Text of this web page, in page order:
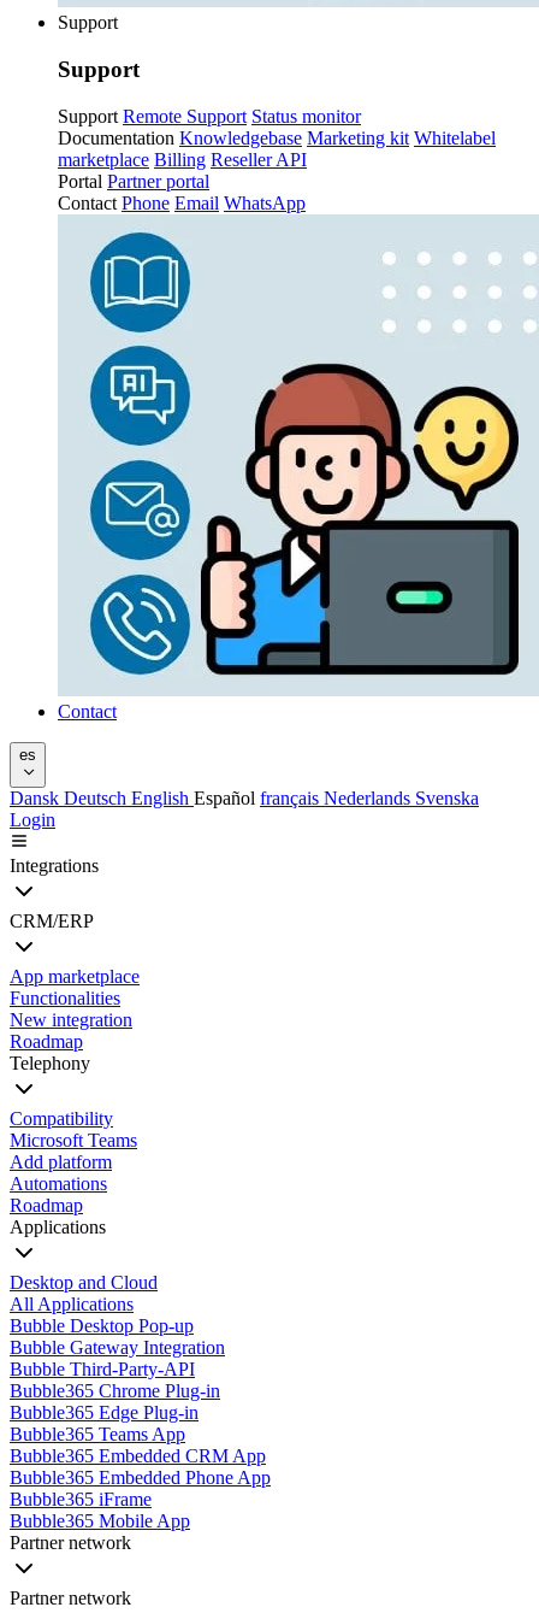
Support
Support
Support Remote Support Status monitor
Documentation Knowledgebase Marketing kit Whitelabel
marketplace Billing Reseller API
Portal Partner portal
Contact Phone Email WhatsApp
Contact
es
Dansk Deutsch English Español français Nederlands Svenska
Login
Integrations
CRM/ERP
App marketplace
Functionalities
New integration
Roadmap
Telephony
Compatibility
Microsoft Teams
Add platform
Automations
Roadmap
Applications
Desktop and Cloud
All Applications
Bubble Desktop Pop-up
Bubble Gateway Integration
Bubble Third-Party-API
Bubble365 Chrome Plug-in
Bubble365 Edge Plug-in
Bubble365 Teams App
Bubble365 Embedded CRM App
Bubble365 Embedded Phone App
Bubble365 iFrame
Bubble365 Mobile App
Partner network
Partner network